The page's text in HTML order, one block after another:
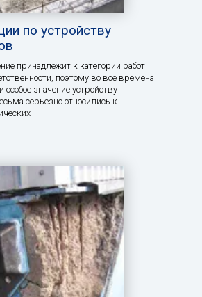
по устройству
принадлежит к категории работ
поэтому во все времена
особое значение устройству
серьезно относились к